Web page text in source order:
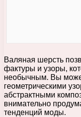
Валяная шерсть
фактуры и узоры,
необычным. Вы
геометрическими
абстрактными
внимательно
тенденций моды.